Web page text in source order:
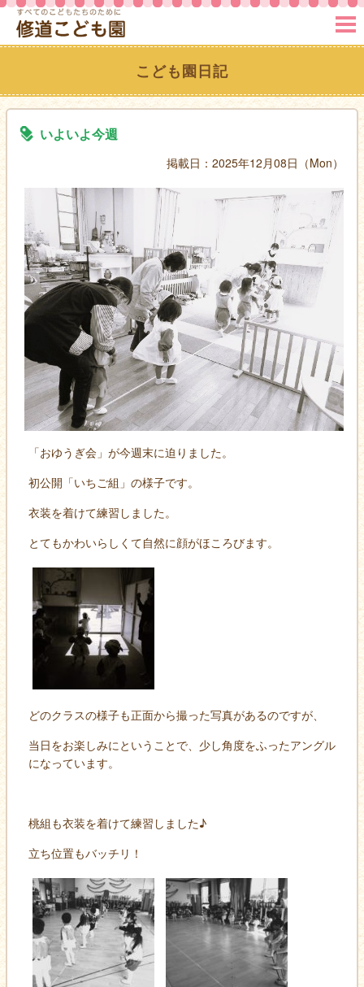
こども園日記
いよいよ今週
掲載日：2025年12月08日（Mon）
「おゆうぎ会」が今週末に迫りました。
初公開「いちご組」の様子です。
衣装を着けて練習しました。
とてもかわいらしくて自然に顔がほころびます。
どのクラスの様子も正面から撮った写真があるのですが、
当日をお楽しみにということで、少し角度をふったアングル
になっています。
桃組も衣装を着けて練習しました♪
立ち位置もバッチリ！